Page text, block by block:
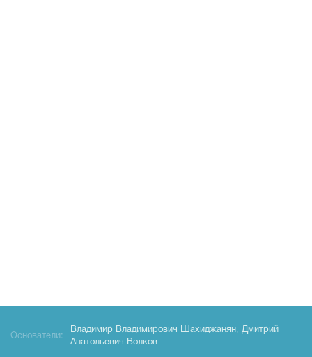
Основатели:
Владимир Владимирович Шахиджанян, Дмитрий
Анатольевич Волков